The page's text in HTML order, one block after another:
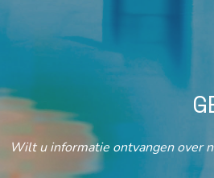
Wilt u informatie ontvangen over